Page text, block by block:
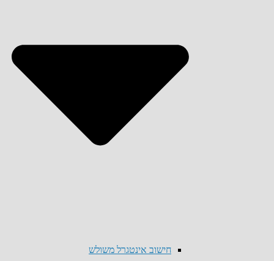
חישוב אינטגרל משולש